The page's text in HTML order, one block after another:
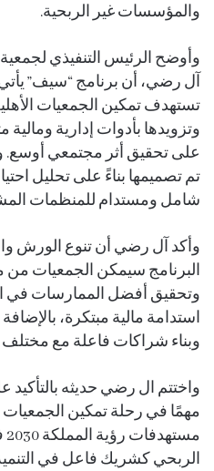
والمؤسسات غير الربحية.
وأوضح الرئيس التنفيذي
آل رضي، أن برنامج “سيف” يأتي
تستهدف تمكين الجمعيات
وتزويدها بأدوات إدارية
على تحقيق أثر مجتمعي أوسع.
تم تصميمها بناءً على تحليل
شامل ومستدام للمنظمات
وأكد آل رضي أن تنوع الورش
البرنامج سيمكن الجمعيات من
وتحقيق أفضل الممارسات في
استدامة مالية مبتكرة،
وبناء شراكات فاعلة مع
واختتم ال رضي حديثه
مهمًا في رحلة تمكين الجمعيات
الربحي كشريك فاعل في